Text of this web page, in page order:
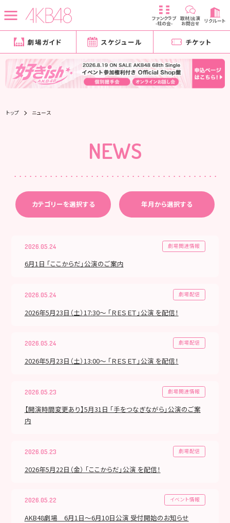
ファンクラブ
-柱の会-
取材/出演
お問合せ リクルート
劇場ガイド スケジュール チケット
トップ ニュース
NEWS
カテゴリーを選択する 年月から選択する
2026.05.24 劇場関連情報
6月1日 「ここからだ」公演のご案内
2026.05.24 劇場配信
2026年5月23日（土）17:30～ 「ＲＥＳＥＴ」公演 を配信！
2026.05.24 劇場配信
2026年5月23日（土）13:00～ 「ＲＥＳＥＴ」公演 を配信！
2026.05.23 劇場関連情報
【開演時間変更あり】5月31日 「手をつなぎながら」公演のご案
内
2026.05.23 劇場配信
2026年5月22日（金） 「ここからだ」公演 を配信！
2026.05.22 イベント情報
AKB48劇場 6月1日～6月10日公演 受付開始のお知らせ